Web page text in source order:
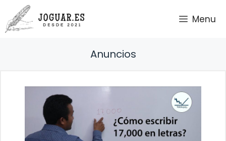
Saltar
al
contenido
Menu
Anuncios